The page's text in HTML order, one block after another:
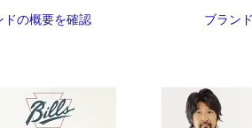
ドの概要を確認 ブラン